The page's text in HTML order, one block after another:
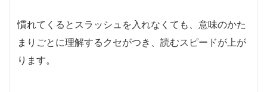
慣れてくるとスラッシュを入れなくても、意味のかた
まりごとに理解するクセがつき、読むスピードが上が
ります。